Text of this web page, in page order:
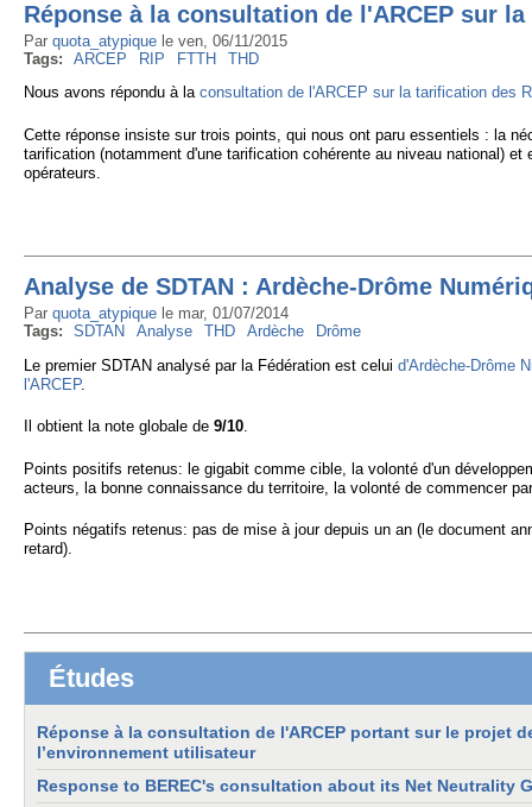
Réponse à la consultation de l'ARCEP sur
Par quota_atypique le ven, 06/11/2015
Tags:
ARCEP RIP FTTH
THD
Nous avons répondu à la consultation de l'ARCEP sur la tarification des
Cette réponse insiste sur trois points, qui nous ont paru essentiels : la
tarification (notamment d'une tarification cohérente au niveau national)
opérateurs.
Analyse de SDTAN : Ardèche-Drôme
Par quota_atypique le mar, 01/07/2014
Tags:
SDTAN Analyse THD Ardèche
Drôme
Le premier SDTAN analysé par la Fédération est celui d'Ardèche-Drôme
l'ARCEP.
Il obtient la note globale de 9/10.
Points positifs retenus: le gigabit comme cible, la volonté d'un
acteurs, la bonne connaissance du territoire, la volonté de commencer
Points négatifs retenus: pas de mise à jour depuis un an (le document
retard).
Études
Réponse à la consultation de l'ARCEP portant sur le projet
l’environnement utilisateur
Response to BEREC's consultation about its Net Neutrality